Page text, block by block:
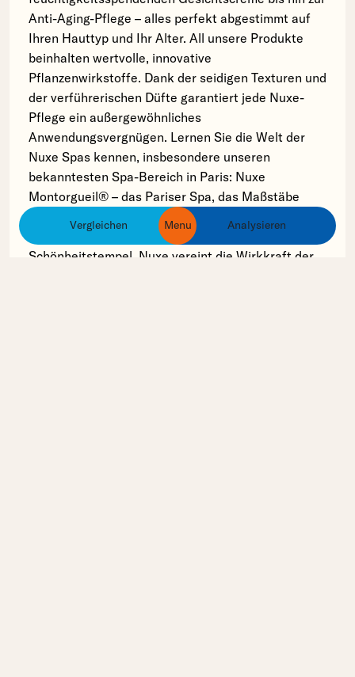
Vergleichen Menu Analysieren
ingredients
products
brands
Anti-Aging-Pflege – alles perfekt abgestimmt auf
Ihren Hauttyp und Ihr Alter. All unsere Produkte
beinhalten wertvolle, innovative
Pflanzenwirkstoffe. Dank der seidigen Texturen und
der verführerischen Düfte garantiert jede Nuxe-
Pflege ein außergewöhnliches
Anwendungsvergnügen. Lernen Sie die Welt der
Nuxe Spas kennen, insbesondere unseren
bekanntesten Spa-Bereich in Paris: Nuxe
Montorgueil® – das Pariser Spa, das Maßstäbe
setzt. Lassen Sie sich verwöhnen und nehmen Sie
sich Zeit für sich selbst in einem der Nuxe-
Schönheitstempel. Nuxe vereint die Wirkkraft der